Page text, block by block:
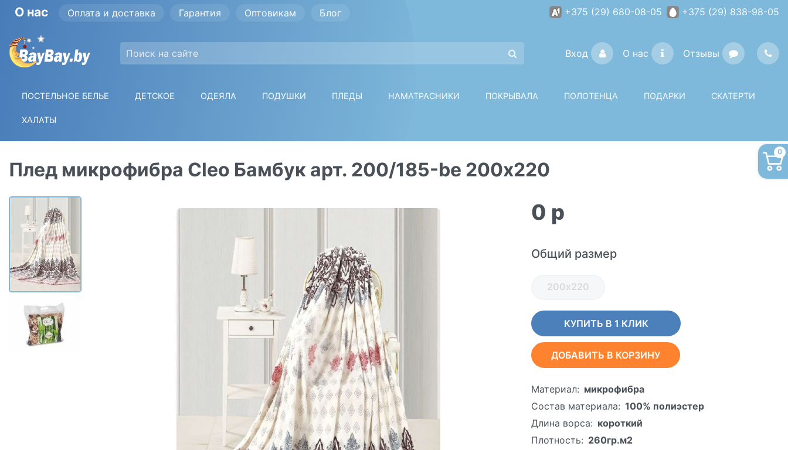
О нас Оплата и доставка Гарантия Оптовикам Блог +375 (29) 680-08-05 +375 (29) 838-98-05
Вход О нас Отзывы
0
ПОСТЕЛЬНОЕ БЕЛЬЕ ДЕТСКОЕ ОДЕЯЛА ПОДУШКИ ПЛЕДЫ НАМАТРАСНИКИ ПОКРЫВАЛА ПОЛОТЕНЦА ПОДАРКИ СКАТЕРТИ
ХАЛАТЫ
Плед микрофибра Cleo Бамбук арт. 200/185-be 200х220
0 p
Общий размер
200х220
КУПИТЬ В 1 КЛИК
ДОБАВИТЬ В КОРЗИНУ
Материал: микрофибра
Состав материала: 100% полиэстер
Длина ворса: короткий
Плотность: 260гр.м2